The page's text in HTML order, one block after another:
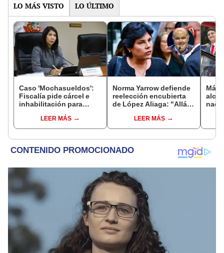
LO MÁS VISTO LO ÚLTIMO
Caso 'Mochasueldos':
Fiscalía pide cárcel e
inhabilitación para
fujimorista María
Cordero Jon Tay
LEER MÁS
Norma Yarrow defiende
reelección encubierta
de López Aliaga: "Allá el
sacar la vuelta"
LEER MÁS
Más